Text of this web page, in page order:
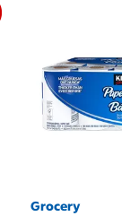
Grocery